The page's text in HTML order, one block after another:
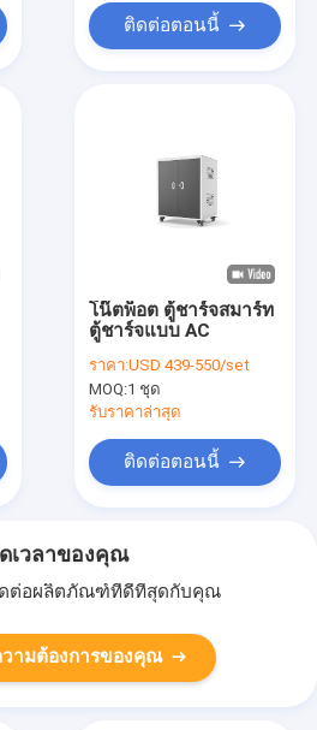
ติดต่อตอนนี้
โน๊ตพ็อต ตู้ชาร์จสมาร์ท
ตู้ชาร์จแบบ AC
ราคา:USD 439-550/set
MOQ:1 ชุด
รับราคาล่าสุด
ติดต่อตอนนี้
เวลาของคุณ
ดต่อผลิตภัณฑ์ที่ดีที่สุดกับคุณ
ามต้องการของคุณ